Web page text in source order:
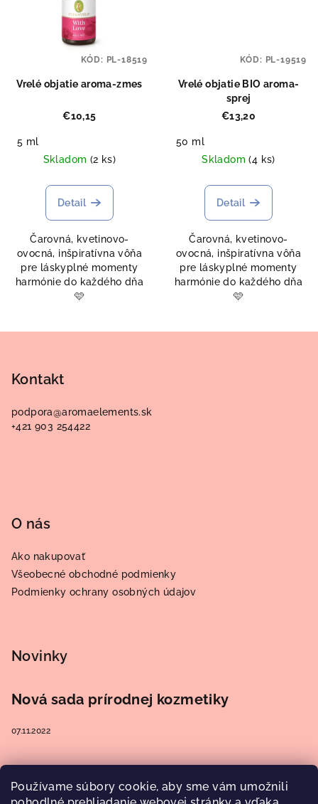
Používame súbory cookie, aby sme vám umožnili
Vrelé objatie aroma-zmes
€10,15
5 ml
Skladom (2 ks)
Detail
Čarovná, kvetinovo-
ovocná, inšpiratívna vôňa
pre láskyplné momenty
harmónie do každého dňa
🩷
KÓD: PL-18519
Vrelé objatie BIO aroma-
sprej
€13,20
50 ml
Skladom(4 ks)
Detail
Čarovná, kvetinovo-
ovocná, inšpiratívna vôňa
pre láskyplné momenty
harmónie do každého dňa
🩷
KÓD: PL-19519
Kontakt
podpora@aromaelements.sk
+421 903 254422
O nás
Ako nakupovať
Všeobecné obchodné podmienky
Podmienky ochrany osobných údajov
Novinky
Nová sada prírodnej kozmetiky
07.11.2022
Prijímame online platby